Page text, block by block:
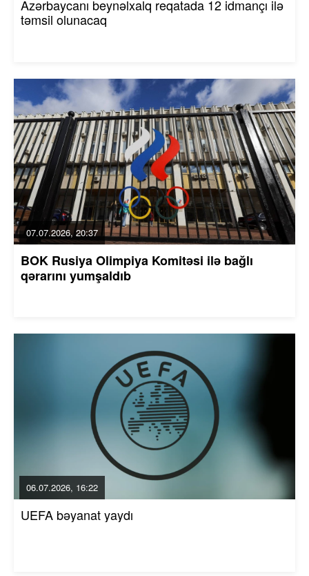
Azərbaycanı beynəlxalq reqatada 12 idmançı ilə
təmsil olunacaq
07.07.2026, 20:37
BOK Rusiya Olimpiya Komitəsi ilə bağlı
qərarını yumşaldıb
06.07.2026, 16:22
UEFA bəyanat yaydı